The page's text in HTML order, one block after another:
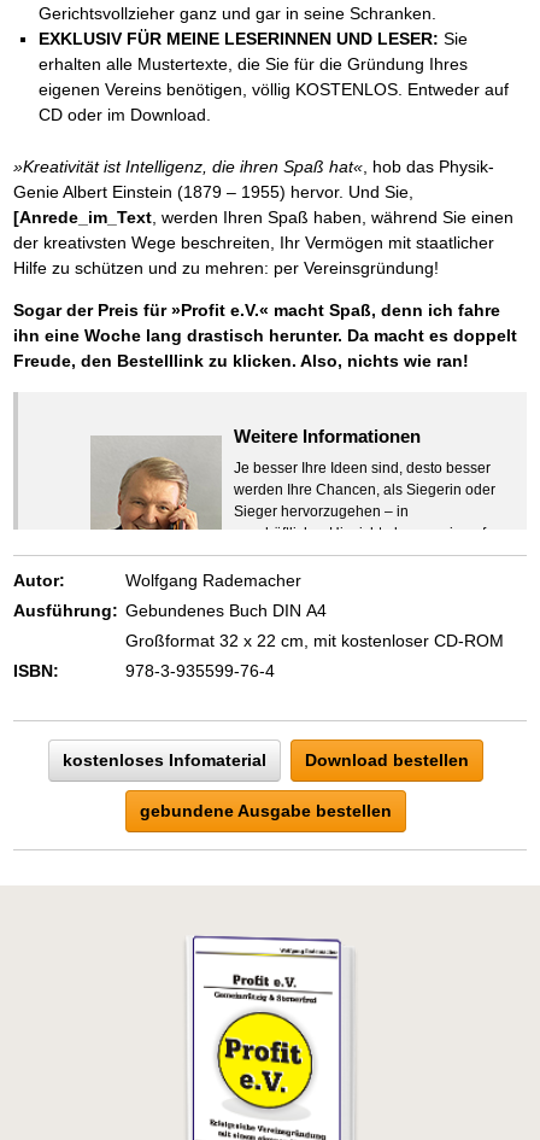
Gerichtsvollzieher ganz und gar in seine Schranken.
EXKLUSIV FÜR MEINE LESERINNEN UND LESER: Sie
erhalten alle Mustertexte, die Sie für die Gründung Ihres
eigenen Vereins benötigen, völlig KOSTENLOS. Entweder auf
CD oder im Download.
»Kreativität ist Intelligenz, die ihren Spaß hat«, hob das Physik-
Genie Albert Einstein (1879 – 1955) hervor. Und Sie,
[Anrede_im_Text, werden Ihren Spaß haben, während Sie einen
der kreativsten Wege beschreiten, Ihr Vermögen mit staatlicher
Hilfe zu schützen und zu mehren: per Vereinsgründung!
Sogar der Preis für »Profit e.V.« macht Spaß, denn ich fahre
ihn eine Woche lang drastisch herunter. Da macht es doppelt
Freude, den Bestelllink zu klicken. Also, nichts wie ran!
Weitere Informationen
Je besser Ihre Ideen sind, desto besser
werden Ihre Chancen, als Siegerin oder
Sieger hervorzugehen – in
geschäftlicher Hinsicht ebenso wie auf
beruflichem oder privatem Gebiet. Denn
eins ist todsicher:
Zeigen Sie mit der Maus hierhin, um
Autor:
Wolfgang Rademacher
Ausführung: Gebundenes Buch DIN A4
Großformat 32 x 22 cm, mit kostenloser CD-ROM
ISBN:
978-3-935599-76-4
kostenloses Infomaterial Download bestellen
gebundene Ausgabe bestellen